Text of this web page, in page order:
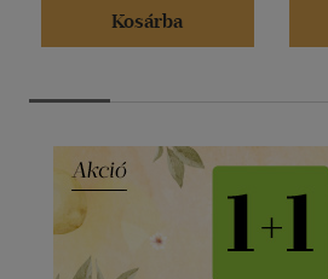
Kosárba